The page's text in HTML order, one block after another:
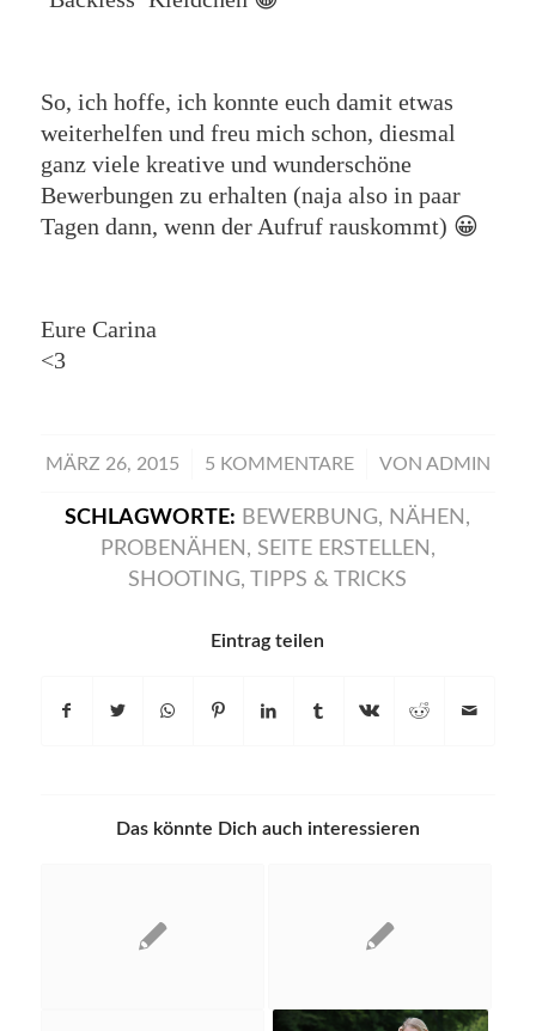
So, ich hoffe, ich konnte euch damit etwas
weiterhelfen und freu mich schon, diesmal
ganz viele kreative und wunderschöne
Bewerbungen zu erhalten (naja also in paar
Tagen dann, wenn der Aufruf rauskommt) 😀
Eure Carina
<3
MÄRZ 26, 2015
/ 5 KOMMENTARE
/ VON ADMIN
SCHLAGWORTE: BEWERBUNG, NÄHEN ,
PROBENÄHEN , SEITE ERSTELLEN ,
SHOOTING, TIPPS & TRICKS
Eintrag teilen
Das könnte Dich auch interessieren